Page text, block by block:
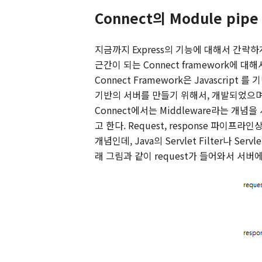
Connect의 Module
지금까지 Express의 기능에 대해서 간략
근간이 되는 Connect framework에 대해
Connect Framework은 Javascript 를
기반의 서버를 만들기 위해서,개발되었으
Connect에서는 Middleware라는 개념을
고 한다. Request, response 파이프라인
개념인데, Java의 Servlet Filter나
래 그림과 같이 request가 들어와서 서버